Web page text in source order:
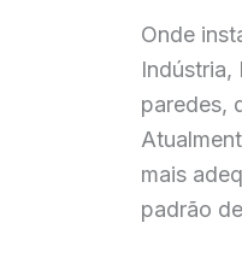
Onde
Indústria,
paredes,
mais
padrão